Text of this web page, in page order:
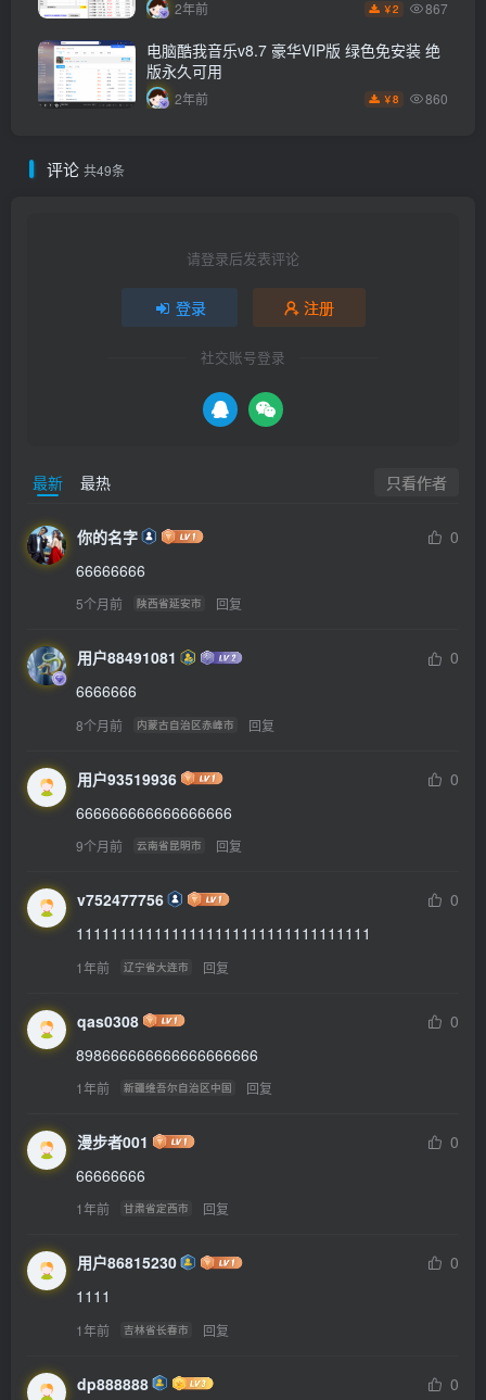
2年前 ￥2 867
电脑酷我音乐v8.7 豪华VIP版 绿色免安装 绝
版永久可用
2年前 ￥8 860
评论 共49条
请登录后发表评论
登录 注册
社交账号登录
最新 最热 只看作者
你的名字
0
66666666
5个月前 陕西省延安市 回复
用户88491081
0
6666666
8个月前 内蒙古自治区赤峰市 回复
用户93519936
0
666666666666666666
9个月前 云南省昆明市 回复
v752477756
0
1111111111111111111111111111111111
1年前 辽宁省大连市 回复
qas0308
0
898666666666666666666
1年前 新疆维吾尔自治区中国 回复
漫步者001
0
66666666
1年前 甘肃省定西市 回复
用户86815230
0
1111
1年前 吉林省长春市 回复
dp888888
0